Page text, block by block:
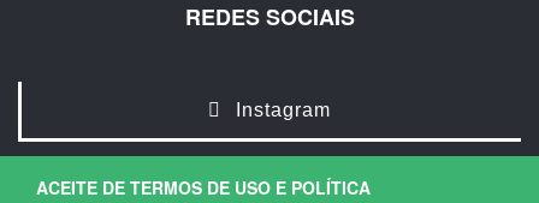
ACEITE DE TERMOS DE USO E POLÍTICA
REDES SOCIAIS
Instagram